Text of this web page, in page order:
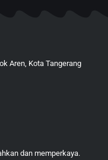
Aren, Kota Tangerang
dan memperkaya.